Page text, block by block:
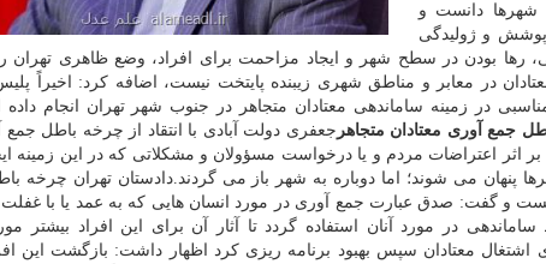
شهرها دانست و
پوشش و ژولیدگی
رها بودن در سطح شهر و ایجاد مزاحمت برای افراد، وضع ظاهری تهران
در معابر و مناطق شهری زیبنده پایتخت نیست، اضافه كرد: اخیراً
در زمینه ساماندهی معتادان متجاهر در جنوب شهر تهران انجام داده
جمع آوری معتادان متجاهر جعفری دولت آبادی با انتقاد از چرخه باطل جمع
بر اثر اعتراضات مردم و یا درخواست مسؤولان و مشكلاتی كه در این زمینه
پنهان می شوند؛ اما دوباره به شهر باز می گردند.دادستان تهران چرخه
و گفت: صدق عبارت جمع آوری در مورد انسان هایی كه به عمد یا با غفلت
در مورد آنان استفاده گردد تا آثار آن برای این افراد بیشتر
اشتغال معتادان سپس بهبود برنامه ریزی كرد اظهار داشت: بازگشت این